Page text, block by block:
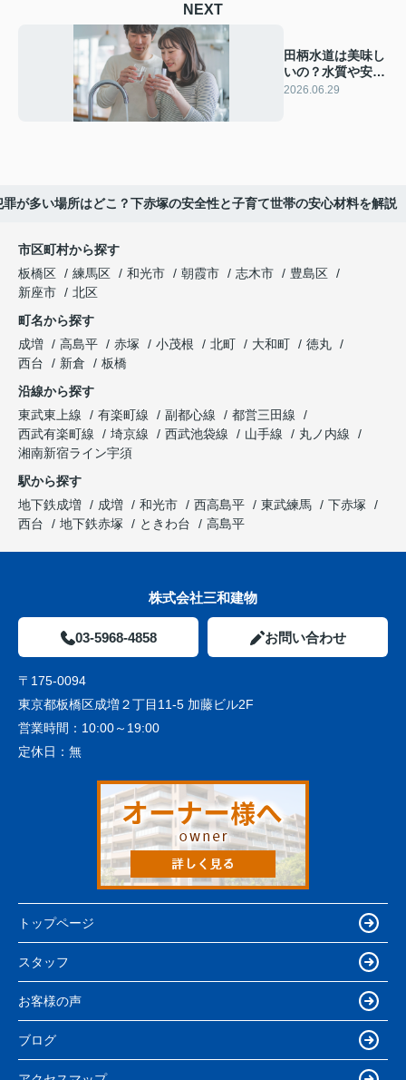
NEXT
田柄水道は美味し
いの？水質や安全
性と暮らしへの影
2026.06.29
罪が多い場所はどこ？下赤塚の安全性と子育て世帯の安心材料を解説
市区町村から探す
板橋区
練馬区 和光市 朝霞市 志木市
豊島区
新座市
北区
町名から探す
成増
高島平 赤塚 小茂根 北町 大和町
徳丸
西台
新倉
板橋
沿線から探す
東武東上線
有楽町線 副都心線
都営三田線
西武有楽町線
埼京線 西武池袋線 山手線
丸ノ内線
湘南新宿ライン宇須
駅から探す
地下鉄成増
成増 和光市 西高島平 東武練馬
下赤塚
西台
地下鉄赤塚 ときわ台 高島平
株式会社三和建物
03-5968-4858 お問い合わせ
〒175-0094
東京都板橋区成増２丁目11-5 加藤ビル2F
営業時間： 10:00～19:00
定休日： 無
トップページ
スタッフ
お客様の声
ブログ